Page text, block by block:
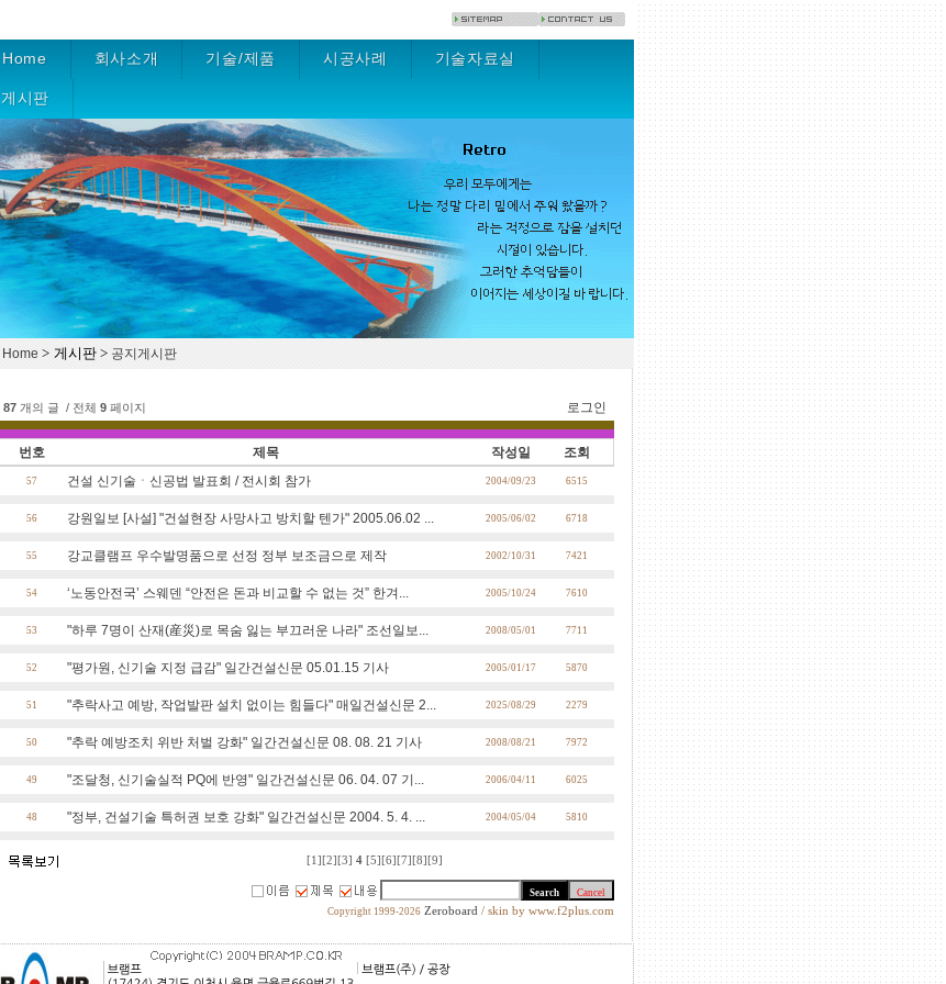
Home 회사소개 기술/제품 시공사례 기술자료실
게시판
Home > 게시판 > 공지게시판
87개의 글 / 전체 9페이지 로그인
번호 제목 작성일 조회
57 건설 신기술ㆍ신공법 발표회 / 전시회 참가 2004/09/23 6515
56 강원일보 [사설] "건설현장 사망사고 방치할 텐가" 2005.06.02 ... 2005/06/02 6718
55 강교클램프 우수발명품으로 선정 정부 보조금으로 제작 2002/10/31 7421
54 ‘노동안전국’ 스웨덴 “안전은 돈과 비교할 수 없는 것” 한겨... 2005/10/24 7610
53 "하루 7명이 산재(産災)로 목숨 잃는 부끄러운 나라" 조선일보... 2008/05/01 7711
52 "평가원, 신기술 지정 급감" 일간건설신문 05.01.15 기사 2005/01/17 5870
51 "추락사고 예방, 작업발판 설치 없이는 힘들다" 매일건설신문 2... 2025/08/29 2279
50 "추락 예방조치 위반 처벌 강화" 일간건설신문 08. 08. 21 기사 2008/08/21 7972
49 "조달청, 신기술실적 PQ에 반영" 일간건설신문 06. 04. 07 기... 2006/04/11 6025
48 "정부, 건설기술 특허권 보호 강화" 일간건설신문 2004. 5. 4. ... 2004/05/04 5810
[1] [2] [3] 4 [5] [6] [7] [8] [9]
Copyright 1999-2026 Zeroboard / skin by www.f2plus.com